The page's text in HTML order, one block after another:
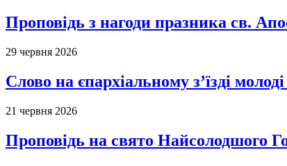
Проповідь з нагоди празника св.
29 червня 2026
Слово на єпархіальному з’їзді
21 червня 2026
Проповідь на свято Найсолодшого